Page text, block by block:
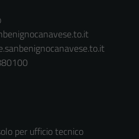
per ufficio tecnico